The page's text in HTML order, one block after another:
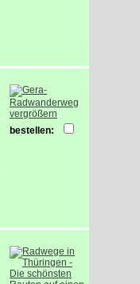
vergrößern
bestellen: